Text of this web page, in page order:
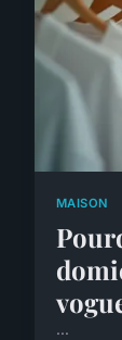
MAISON
...